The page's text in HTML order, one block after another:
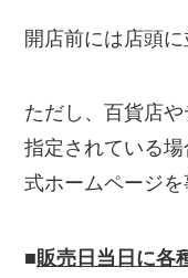
開店前には店頭に
ただし、百貨店
指定されている
式ホームページを
■販売日当日に各